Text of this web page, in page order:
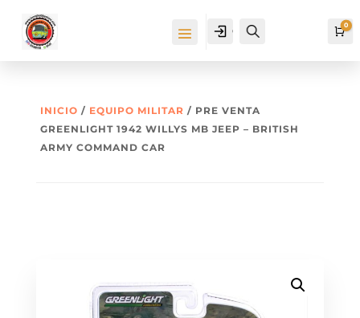
Cuenta 0
INICIO / EQUIPO MILITAR / PRE VENTA
GREENLIGHT 1942 WILLYS MB JEEP – BRITISH
ARMY COMMAND CAR